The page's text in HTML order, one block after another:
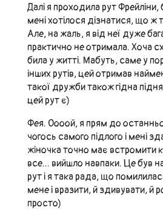
Далі я проходила рут Фрейліни,
мені хотілося дізнатися, що
Але, на жаль, я від неї дуже
практично не отримала. Хоча
била у житті. Мабуть, саме у
інших рутів, цей отримав
такої дружби також гідна
цей рут є)
Фея. Оооой, я прям до
чогось самого підлого і мені
жіночка точно має встромити
все... вийшло навпаки. Це був
рут і я така рада, що
мене і вразити, й здивувати, й
просто)